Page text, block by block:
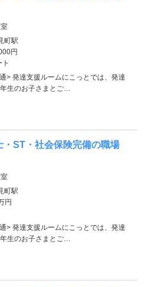
町駅
円
> 発達支援ルームにこっとでは、発達
生のお子さまとご…
ST・社会保険完備の職場
町駅
円
> 発達支援ルームにこっとでは、発達
生のお子さまとご…